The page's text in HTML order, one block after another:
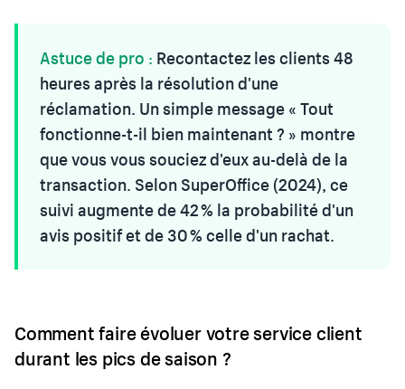
Astuce de pro : Recontactez les clients 48
heures après la résolution d'une
réclamation. Un simple message « Tout
fonctionne-t-il bien maintenant ? » montre
que vous vous souciez d'eux au-delà de la
transaction. Selon SuperOffice (2024), ce
suivi augmente de 42 % la probabilité d'un
avis positif et de 30 % celle d'un rachat.
Comment faire évoluer votre service client
durant les pics de saison ?